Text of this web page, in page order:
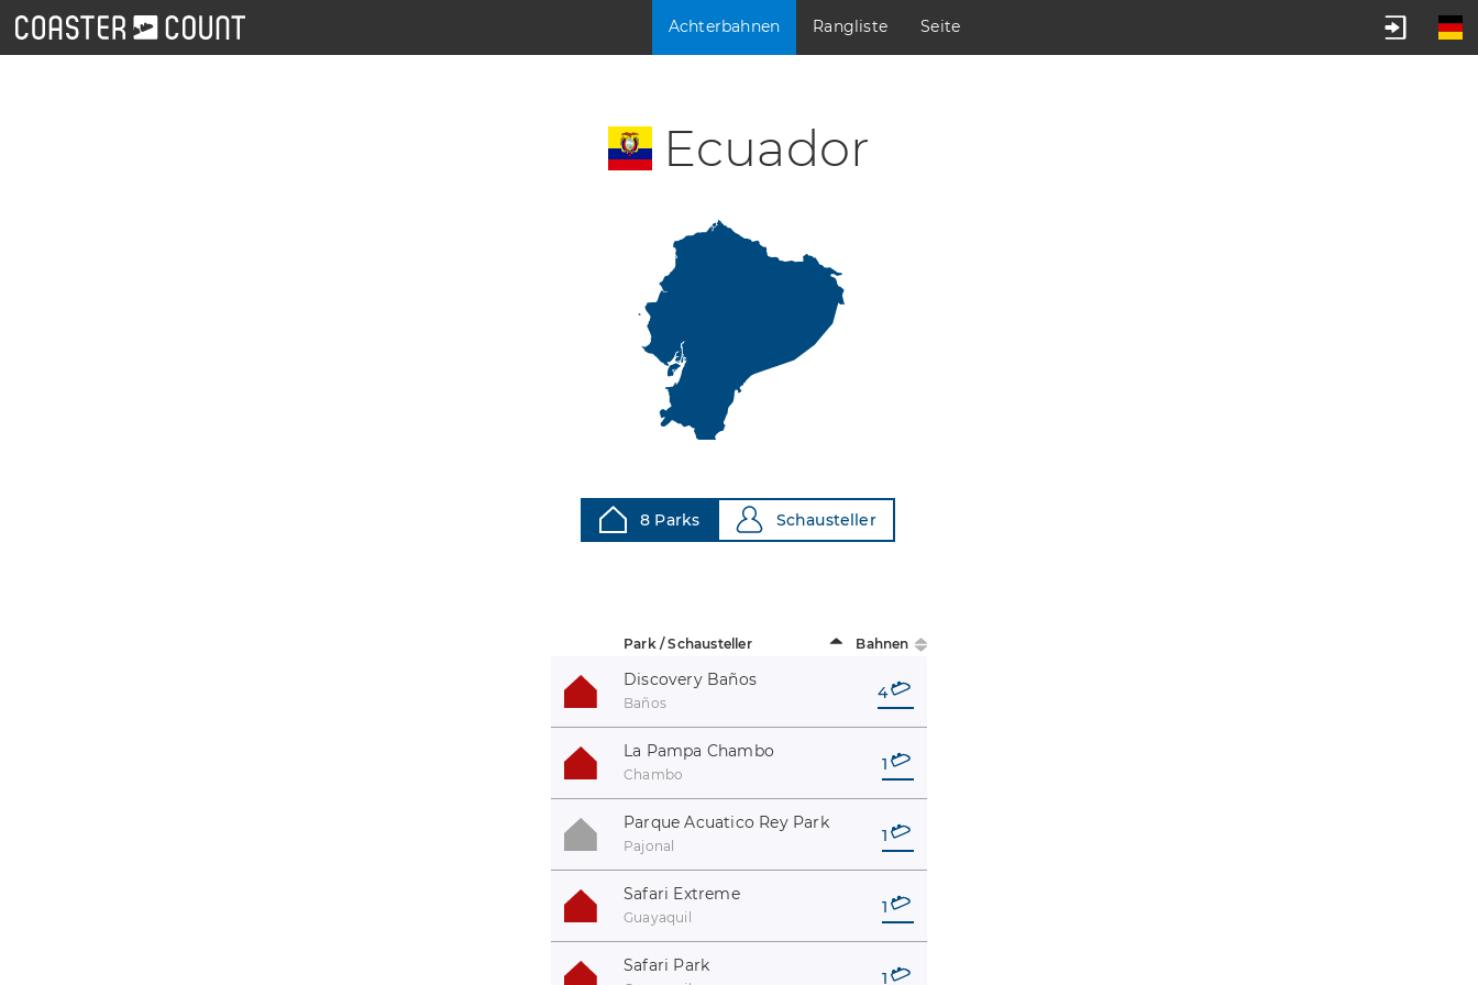
Achterbahnen Rangliste Seite
Ecuador
8 Parks Schausteller
Park / Schausteller Bahnen
Discovery Baños
Baños
4
La Pampa Chambo
Chambo
1
Parque Acuatico Rey Park
Pajonal
1
Safari Extreme
Guayaquil
1
Safari Park
1